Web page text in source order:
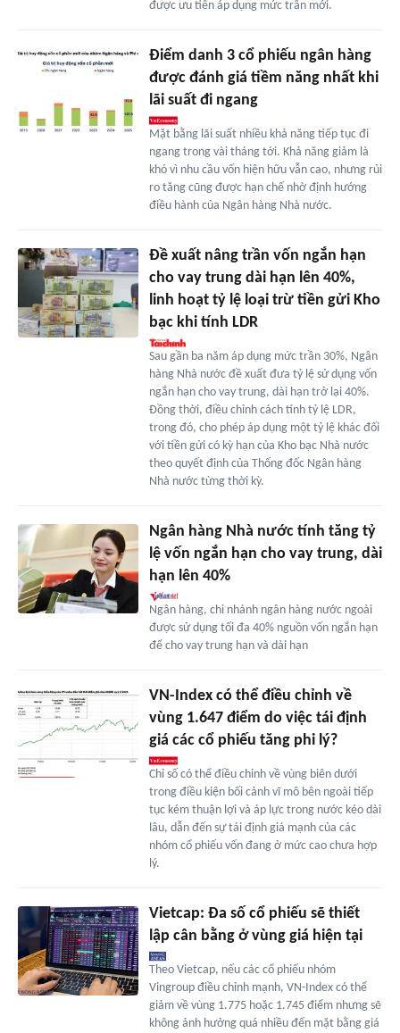
được ưu tiên áp dụng mức trần mới.
Điểm danh 3 cổ phiếu ngân hàng
được đánh giá tiềm năng nhất khi
lãi suất đi ngang
Mặt bằng lãi suất nhiều khả năng tiếp tục đi
ngang trong vài tháng tới. Khả năng giảm là
khó vì nhu cầu vốn hiện hữu vẫn cao, nhưng rủi
ro tăng cũng được hạn chế nhờ định hướng
điều hành của Ngân hàng Nhà nước.
Đề xuất nâng trần vốn ngắn hạn
cho vay trung dài hạn lên 40%,
linh hoạt tỷ lệ loại trừ tiền gửi Kho
bạc khi tính LDR
Sau gần ba năm áp dụng mức trần 30%, Ngân
hàng Nhà nước đề xuất đưa tỷ lệ sử dụng vốn
ngắn hạn cho vay trung, dài hạn trở lại 40%.
Đồng thời, điều chỉnh cách tính tỷ lệ LDR,
trong đó, cho phép áp dụng một tỷ lệ khác đối
với tiền gửi có kỳ hạn của Kho bạc Nhà nước
theo quyết định của Thống đốc Ngân hàng
Nhà nước từng thời kỳ.
Ngân hàng Nhà nước tính tăng tỷ
lệ vốn ngắn hạn cho vay trung, dài
hạn lên 40%
Ngân hàng, chi nhánh ngân hàng nước ngoài
được sử dụng tối đa 40% nguồn vốn ngắn hạn
để cho vay trung hạn và dài hạn
VN-Index có thể điều chỉnh về
vùng 1.647 điểm do việc tái định
giá các cổ phiếu tăng phi lý?
Chỉ số có thể điều chỉnh về vùng biên dưới
trong điều kiện bối cảnh vĩ mô bên ngoài tiếp
tục kém thuận lợi và áp lực trong nước kéo dài
lâu, dẫn đến sự tái định giá mạnh của các
nhóm cổ phiếu vốn đang ở mức cao chưa hợp
lý.
Vietcap: Đa số cổ phiếu sẽ thiết
lập cân bằng ở vùng giá hiện tại
Theo Vietcap, nếu các cổ phiếu nhóm
Vingroup điều chỉnh mạnh, VN-Index có thể
giảm về vùng 1.775 hoặc 1.745 điểm nhưng sẽ
không ảnh hưởng quá nhiều đến mặt bằng giá